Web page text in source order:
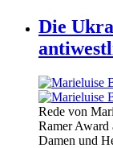
Die
Rede von
Ramer Award
Damen und